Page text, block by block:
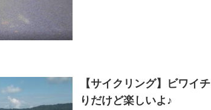
【サイクリング】ビワイ
りだけど楽しいよ♪